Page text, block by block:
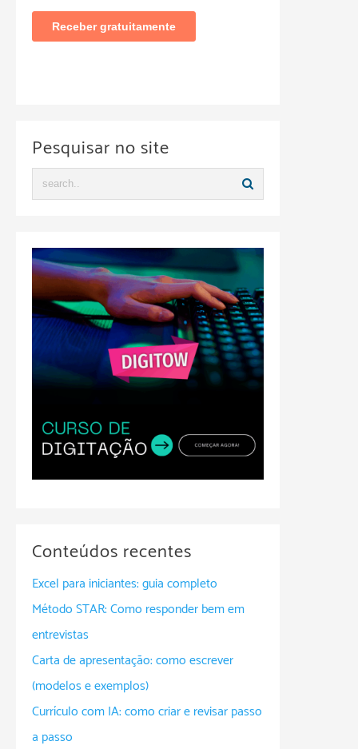
Pesquisar no site
Conteúdos recentes
Excel para iniciantes: guia completo
Método STAR: Como responder bem em
entrevistas
Carta de apresentação: como escrever
(modelos e exemplos)
Currículo com IA: como criar e revisar passo
a passo